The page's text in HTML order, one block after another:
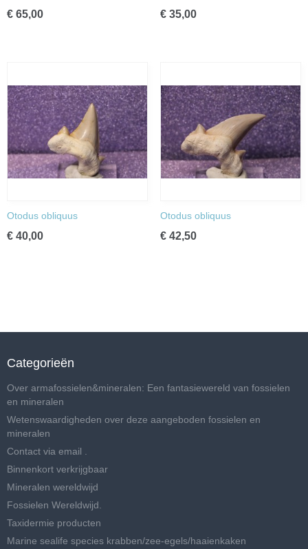
€ 65,00 € 35,00
Otodus obliquus
€ 40,00
Otodus obliquus
€ 42,50
Categorieën
Over armafossielen&mineralen: Een fantasiewereld van fossielen
en mineralen
Wetenswaardigheden over deze aangeboden fossielen en
mineralen
Contact via email .
Binnenkort verkrijgbaar
Mineralen wereldwijd
Fossielen Wereldwijd.
Taxidermie producten
Marine sealife species krabben/zee-egels/haaienkaken